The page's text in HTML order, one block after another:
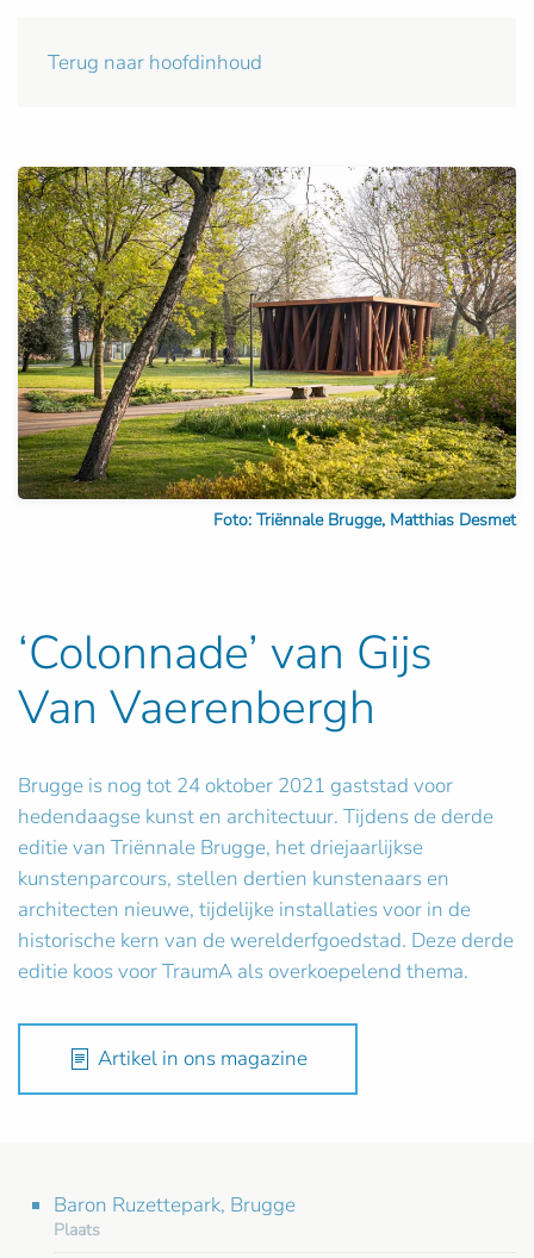
Terug naar hoofdinhoud
Foto: Triënnale Brugge, Matthias Desmet
‘Colonnade’ van Gijs
Van Vaerenbergh
Brugge is nog tot 24 oktober 2021 gaststad voor
hedendaagse kunst en architectuur. Tijdens de derde
editie van Triënnale Brugge, het driejaarlijkse
kunstenparcours, stellen dertien kunstenaars en
architecten nieuwe, tijdelijke installaties voor in de
historische kern van de werelderfgoedstad. Deze derde
editie koos voor TraumA als overkoepelend thema.
Artikel in ons magazine
Baron Ruzettepark, Brugge
Plaats